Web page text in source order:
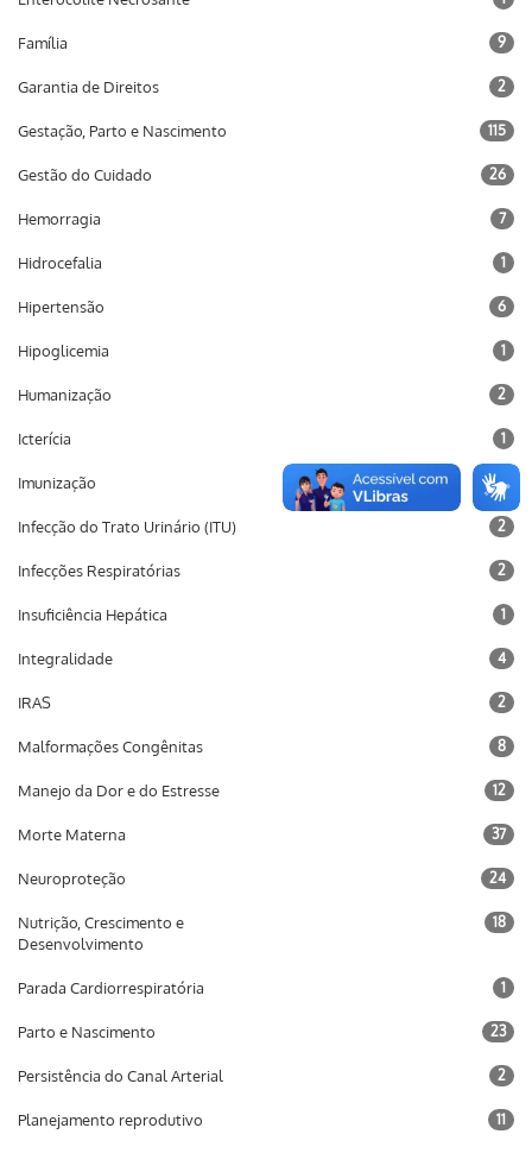
Família 9
Garantia de Direitos 2
Gestação, Parto e Nascimento 115
Gestão do Cuidado 26
Hemorragia 7
Hidrocefalia 1
Hipertensão 6
Hipoglicemia 1
Humanização 2
Icterícia 1
Imunização 10
Infecção do Trato Urinário (ITU) 2
Infecções Respiratórias 2
Insuficiência Hepática 1
Integralidade 4
IRAS 2
Malformações Congênitas 8
Manejo da Dor e do Estresse 12
Morte Materna 37
Neuroproteção 24
Nutrição, Crescimento e
Desenvolvimento
18
Parada Cardiorrespiratória 1
Parto e Nascimento 23
Persistência do Canal Arterial 2
Planejamento reprodutivo 11